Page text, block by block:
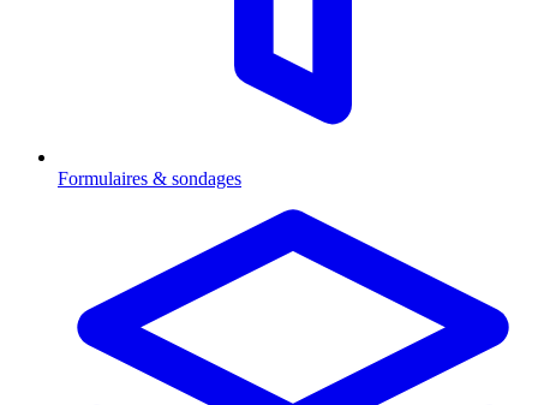
Formulaires & sondages